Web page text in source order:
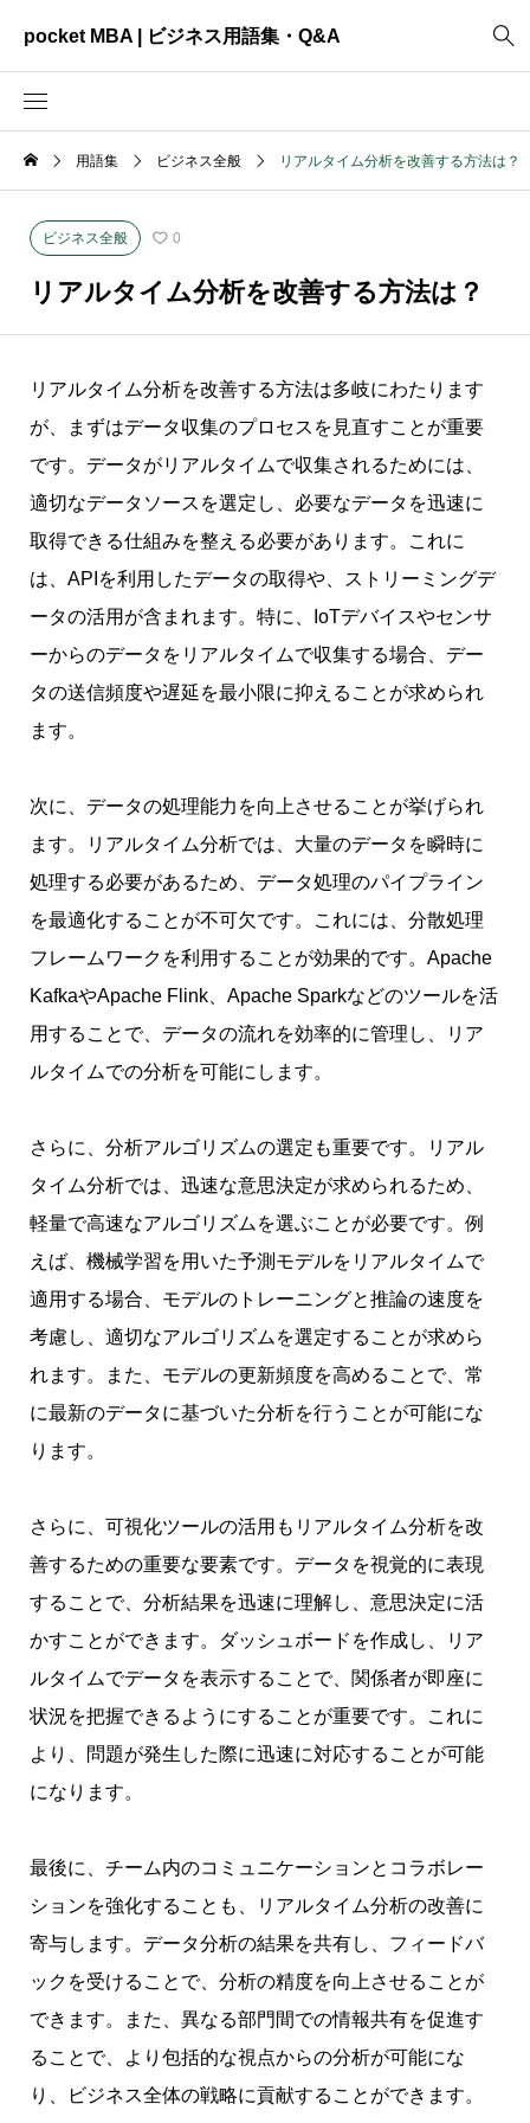
pocket MBA | ビジネス用語集・Q&A
ビジネス全般 2465
資料作成
用語集 ビジネス全般 リアルタイム分析を改善する方法は？
ビジネス全般 0
リアルタイム分析を改善する方法は？
リアルタイム分析を改善する方法は多岐にわたります
が、まずはデータ収集のプロセスを見直すことが重要
です。データがリアルタイムで収集されるためには、
適切なデータソースを選定し、必要なデータを迅速に
取得できる仕組みを整える必要があります。これに
は、APIを利用したデータの取得や、ストリーミングデ
ータの活用が含まれます。特に、IoTデバイスやセンサ
ーからのデータをリアルタイムで収集する場合、デー
タの送信頻度や遅延を最小限に抑えることが求められ
ます。
次に、データの処理能力を向上させることが挙げられ
ます。リアルタイム分析では、大量のデータを瞬時に
処理する必要があるため、データ処理のパイプライン
を最適化することが不可欠です。これには、分散処理
フレームワークを利用することが効果的です。Apache
KafkaやApache Flink、Apache Sparkなどのツールを活
用することで、データの流れを効率的に管理し、リア
ルタイムでの分析を可能にします。
さらに、分析アルゴリズムの選定も重要です。リアル
タイム分析では、迅速な意思決定が求められるため、
軽量で高速なアルゴリズムを選ぶことが必要です。例
えば、機械学習を用いた予測モデルをリアルタイムで
適用する場合、モデルのトレーニングと推論の速度を
考慮し、適切なアルゴリズムを選定することが求めら
れます。また、モデルの更新頻度を高めることで、常
に最新のデータに基づいた分析を行うことが可能にな
ります。
さらに、可視化ツールの活用もリアルタイム分析を改
善するための重要な要素です。データを視覚的に表現
することで、分析結果を迅速に理解し、意思決定に活
かすことができます。ダッシュボードを作成し、リア
ルタイムでデータを表示することで、関係者が即座に
状況を把握できるようにすることが重要です。これに
より、問題が発生した際に迅速に対応することが可能
になります。
最後に、チーム内のコミュニケーションとコラボレー
ションを強化することも、リアルタイム分析の改善に
寄与します。データ分析の結果を共有し、フィードバ
ックを受けることで、分析の精度を向上させることが
できます。また、異なる部門間での情報共有を促進す
ることで、より包括的な視点からの分析が可能にな
り、ビジネス全体の戦略に貢献することができます。